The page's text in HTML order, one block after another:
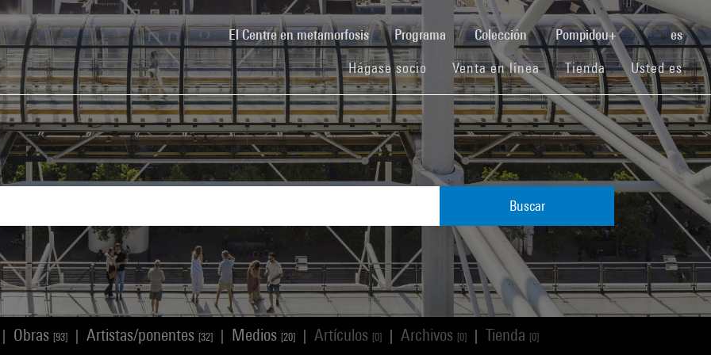
El Centre en metamorfosis(current)Programa Colección Pompidou+ es
Hágase socio (current)
Venta en línea(current)
Tienda(current)Usted es
Buscar
Obras [93] Artistas/ponentes [32] Medios [20] Artículos [0] Archivos [0] Tienda [0]